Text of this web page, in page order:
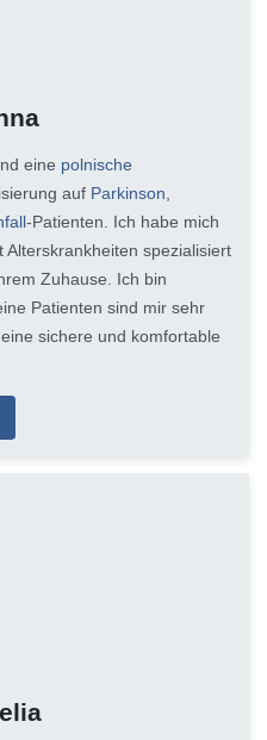
eine polnische
auf Parkinson,
-Patienten. Ich habe mich
spezialisiert
Zuhause. Ich bin
Patienten sind mir sehr
sichere und komfortable